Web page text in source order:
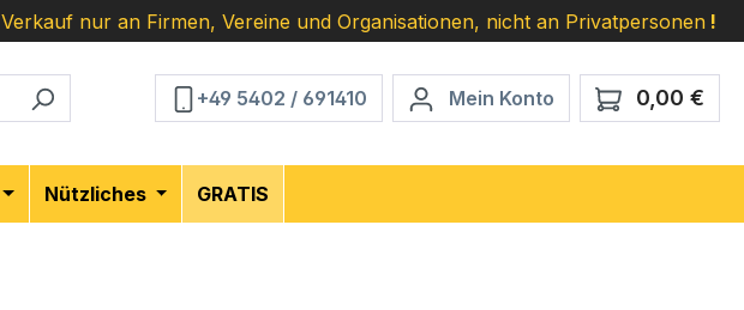
Verkauf nur an Firmen, Vereine und Organisationen, nicht an Privatpersonen !
+49 5402 / 691410 Mein Konto 0,00 €
Nützliches GRATIS